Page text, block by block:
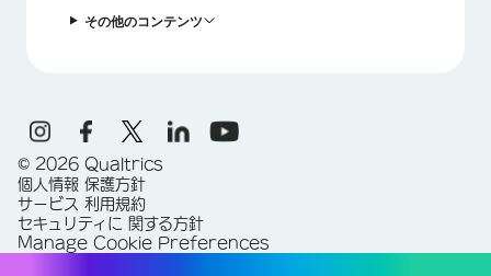
その他のコンテンツ
© 2026 Qualtrics
個人情報 保護方針
サービス 利用規約
セキュリティに 関する方針
Manage Cookie Preferences